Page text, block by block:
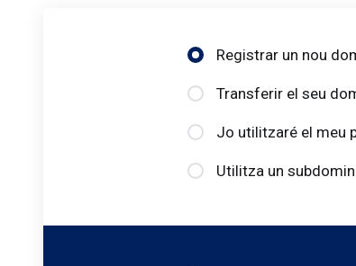
Registrar un nou
Transferir el seu
Jo utilitzaré el meu
Utilitza un